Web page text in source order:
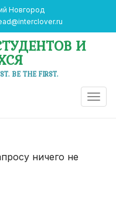
Новгород
И
BE THE FIRST.
ничего не